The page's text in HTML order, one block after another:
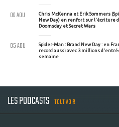
Chris McKenna et Erik Sommers
New Day) en renfort sur l'écriture
Doomsday et Secret Wars
06 AOU
Spider-Man : Brand New Day : en
record aussi avec 3 millions
semaine
05 AOU
LES PODCASTS TOUT VOIR